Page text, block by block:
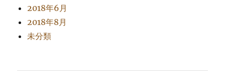
2018年6月
2018年8月
未分類